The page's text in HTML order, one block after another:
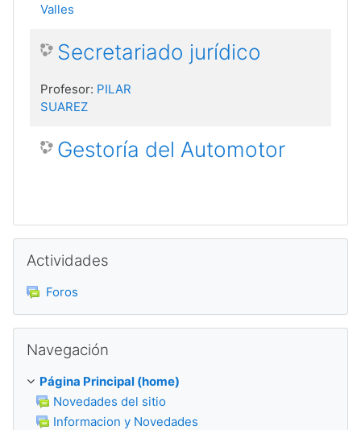
Valles
Secretariado jurídico
Profesor: PILAR
SUAREZ
Gestoría del Automotor
Actividades
Foros
Navegación
Página Principal (home)
Novedades del sitio
Informacion y Novedades